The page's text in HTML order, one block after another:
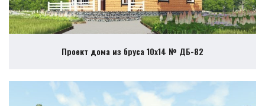
Проект дома из бруса 10х14 № ДБ-82